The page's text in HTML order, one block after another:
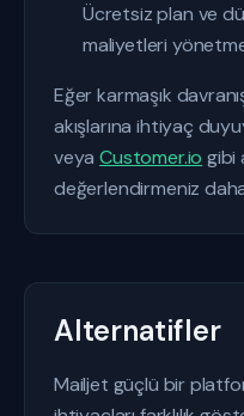
Ücretsiz plan ve
maliyetleri
Eğer karmaşık
akışlarına ihtiyaç
veyaCustomer.io gibi
değerlendirmeniz
Alternatifler
Mailjet güçlü bir